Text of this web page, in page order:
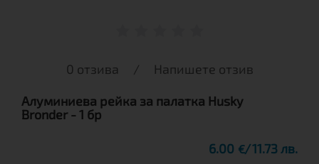
0 отзива / Напишете отзив
Алуминиева рейка за палатка Husky
Bronder - 1 бр
6.00 € 11.73 лв.